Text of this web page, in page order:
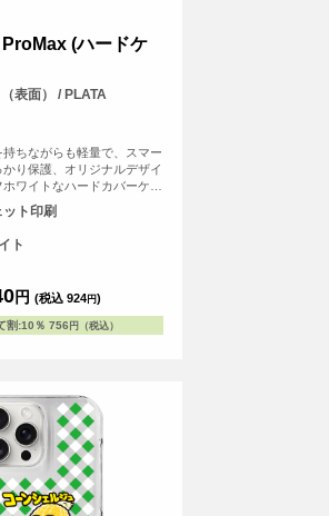
(ハードケ
表面） / PLATA
ちながらも軽量で、スマー
かり保護、オリジナルデザイ
ワイトなハードカバーケー
ト印刷
ト
円 (税込 924円)
割:10％ 756 円（税込）